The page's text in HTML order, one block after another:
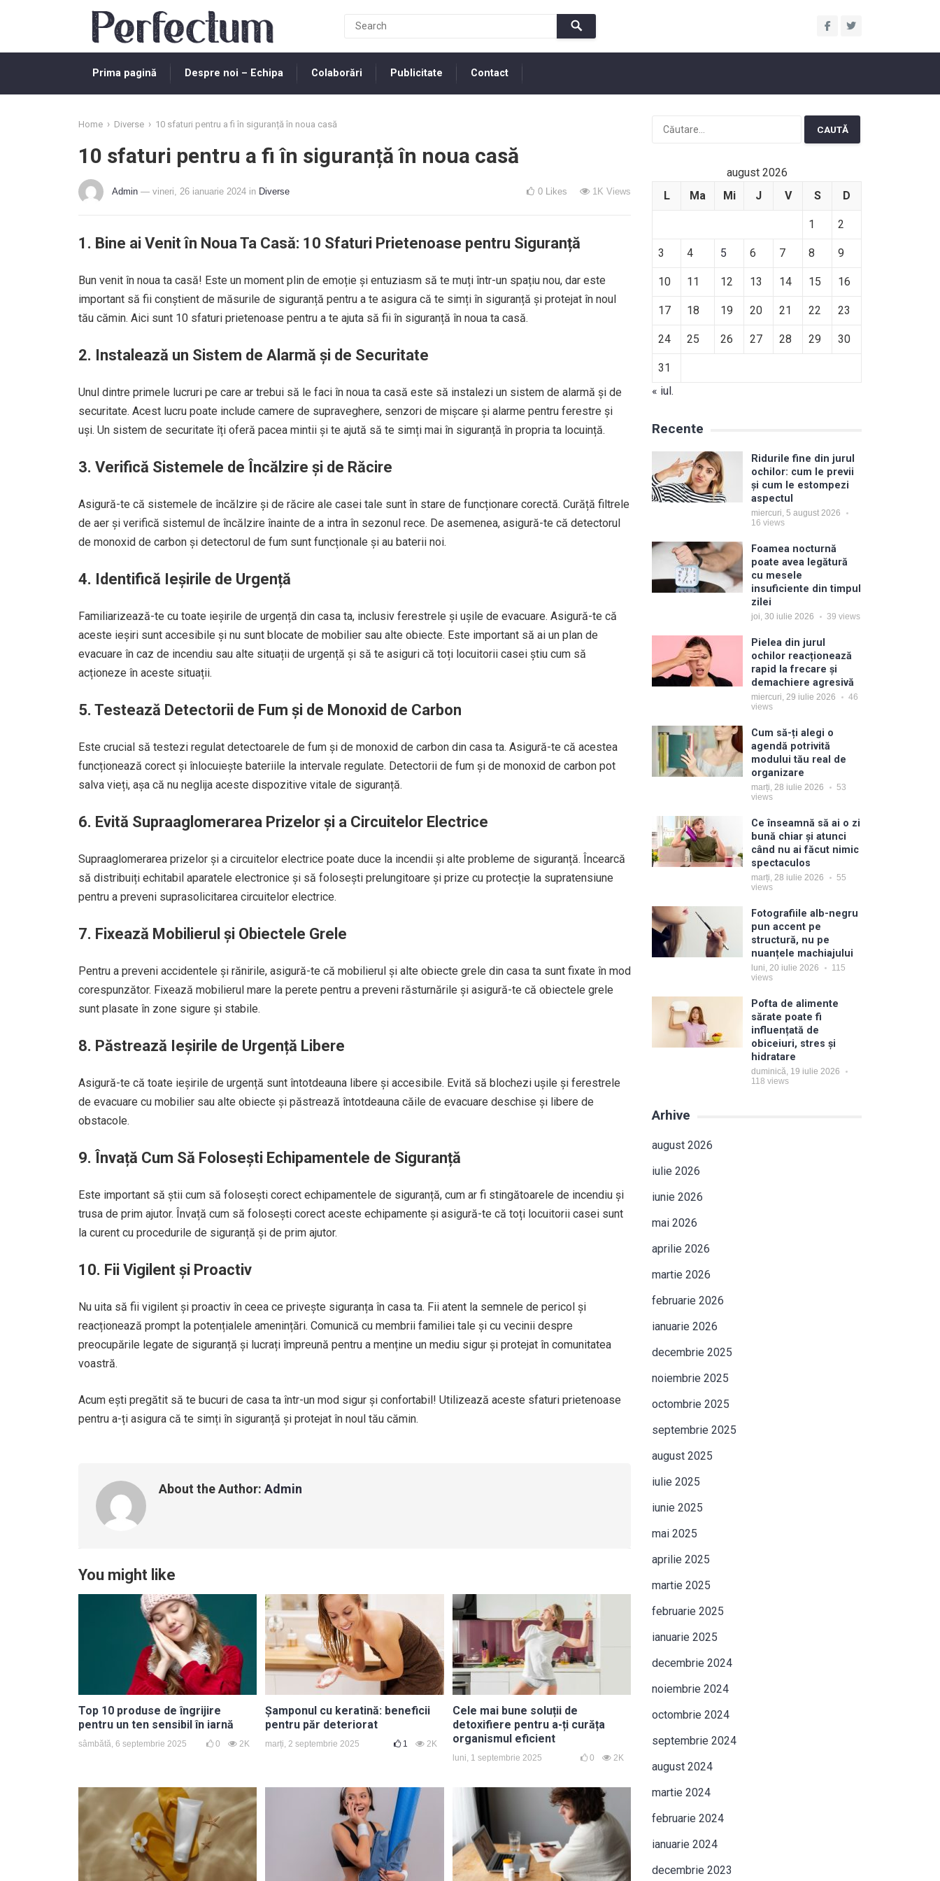
Prima pagină Despre noi – Echipa Colaborări Publicitate Contact
Home › Diverse › 10 sfaturi pentru a fi în siguranță în noua casă
10 sfaturi pentru a fi în siguranță în noua casă
Admin — vineri, 26 ianuarie 2024 in Diverse 0 Likes 1K Views
1. Bine ai Venit în Noua Ta Casă: 10 Sfaturi Prietenoase pentru Siguranță
Bun venit în noua ta casă! Este un moment plin de emoție și entuziasm să te muți într-un spațiu nou, dar este
important să fii conștient de măsurile de siguranță pentru a te asigura că te simți în siguranță și protejat în noul
tău cămin. Aici sunt 10 sfaturi prietenoase pentru a te ajuta să fii în siguranță în noua ta casă.
2. Instalează un Sistem de Alarmă și de Securitate
Unul dintre primele lucruri pe care ar trebui să le faci în noua ta casă este să instalezi un sistem de alarmă și de
securitate. Acest lucru poate include camere de supraveghere, senzori de mișcare și alarme pentru ferestre și
uși. Un sistem de securitate îți oferă pacea mintii și te ajută să te simți mai în siguranță în propria ta locuință.
3. Verifică Sistemele de Încălzire și de Răcire
Asigură-te că sistemele de încălzire și de răcire ale casei tale sunt în stare de funcționare corectă. Curăță filtrele
de aer și verifică sistemul de încălzire înainte de a intra în sezonul rece. De asemenea, asigură-te că detectorul
de monoxid de carbon și detectorul de fum sunt funcționale și au baterii noi.
4. Identifică Ieșirile de Urgență
Familiarizează-te cu toate ieșirile de urgență din casa ta, inclusiv ferestrele și ușile de evacuare. Asigură-te că
aceste ieșiri sunt accesibile și nu sunt blocate de mobilier sau alte obiecte. Este important să ai un plan de
evacuare în caz de incendiu sau alte situații de urgență și să te asiguri că toți locuitorii casei știu cum să
acționeze în aceste situații.
5. Testează Detectorii de Fum și de Monoxid de Carbon
Este crucial să testezi regulat detectoarele de fum și de monoxid de carbon din casa ta. Asigură-te că acestea
funcționează corect și înlocuiește bateriile la intervale regulate. Detectorii de fum și de monoxid de carbon pot
salva vieți, așa că nu neglija aceste dispozitive vitale de siguranță.
6. Evită Supraaglomerarea Prizelor și a Circuitelor Electrice
Supraaglomerarea prizelor și a circuitelor electrice poate duce la incendii și alte probleme de siguranță. Încearcă
să distribuiți echitabil aparatele electronice și să folosești prelungitoare și prize cu protecție la supratensiune
pentru a preveni suprasolicitarea circuitelor electrice.
7. Fixează Mobilierul și Obiectele Grele
Pentru a preveni accidentele și rănirile, asigură-te că mobilierul și alte obiecte grele din casa ta sunt fixate în mod
corespunzător. Fixează mobilierul mare la perete pentru a preveni răsturnările și asigură-te că obiectele grele
sunt plasate în zone sigure și stabile.
8. Păstrează Ieșirile de Urgență Libere
Asigură-te că toate ieșirile de urgență sunt întotdeauna libere și accesibile. Evită să blochezi ușile și ferestrele
de evacuare cu mobilier sau alte obiecte și păstrează întotdeauna căile de evacuare deschise și libere de
obstacole.
9. Învață Cum Să Folosești Echipamentele de Siguranță
Este important să știi cum să folosești corect echipamentele de siguranță, cum ar fi stingătoarele de incendiu și
trusa de prim ajutor. Învață cum să folosești corect aceste echipamente și asigură-te că toți locuitorii casei sunt
la curent cu procedurile de siguranță și de prim ajutor.
10. Fii Vigilent și Proactiv
Nu uita să fii vigilent și proactiv în ceea ce privește siguranța în casa ta. Fii atent la semnele de pericol și
reacționează prompt la potențialele amenințări. Comunică cu membrii familiei tale și cu vecinii despre
preocupările legate de siguranță și lucrați împreună pentru a menține un mediu sigur și protejat în comunitatea
voastră.
Acum ești pregătit să te bucuri de casa ta într-un mod sigur și confortabil! Utilizează aceste sfaturi prietenoase
pentru a-ți asigura că te simți în siguranță și protejat în noul tău cămin.
About the Author: Admin
You might like
Top 10 produse de îngrijire
pentru un ten sensibil în iarnă
sâmbătă, 6 septembrie 2025 0 2K
Șamponul cu keratină: beneficii
pentru păr deteriorat
marți, 2 septembrie 2025 1 2K
Cele mai bune soluții de
detoxifiere pentru a-ți curăța
organismul eficient
luni, 1 septembrie 2025 0 2K
Caută
august 2026
L
Ma Mi J V S D
1 2
3 4 5 6 7 8 9
10 11 12 13 14 15 16
17 18 19 20 21 22 23
24 25 26 27 28 29 30
31
« iul.
Recente
Ridurile fine din jurul
ochilor: cum le previi
și cum le estompezi
aspectul
miercuri, 5 august 2026
16 views
Foamea nocturnă
poate avea legătură
cu mesele
insuficiente din timpul
zilei
joi, 30 iulie 2026 39 views
Pielea din jurul
ochilor reacționează
rapid la frecare și
demachiere agresivă
miercuri, 29 iulie 2026
46
views
Cum să-ți alegi o
agendă potrivită
modului tău real de
organizare
marți, 28 iulie 2026
53
views
Ce înseamnă să ai o zi
bună chiar și atunci
când nu ai făcut nimic
spectaculos
marți, 28 iulie 2026
55
views
Fotografiile alb-negru
pun accent pe
structură, nu pe
nuanțele machiajului
luni, 20 iulie 2026
115
views
Pofta de alimente
sărate poate fi
influențată de
obiceiuri, stres și
hidratare
duminică, 19 iulie 2026
118 views
Arhive
august 2026
iulie 2026
iunie 2026
mai 2026
aprilie 2026
martie 2026
februarie 2026
ianuarie 2026
decembrie 2025
noiembrie 2025
octombrie 2025
septembrie 2025
august 2025
iulie 2025
iunie 2025
mai 2025
aprilie 2025
martie 2025
februarie 2025
ianuarie 2025
decembrie 2024
noiembrie 2024
octombrie 2024
septembrie 2024
august 2024
martie 2024
februarie 2024
ianuarie 2024
decembrie 2023